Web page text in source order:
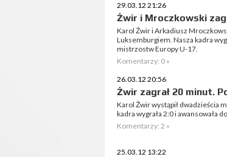
29.03.12 21:26
Żwir i Mroczkowski
Karol Żwir i Arkadiusz
Luksemburgiem. Nasza kadra
mistrzostw Europy U-17.
Komentarzy: 0 »
26.03.12 20:56
Żwir zagrał 20 minut.
Karol Żwir wystąpił dwadzieścia
kadra wygrała 2:0 i awansowała
Komentarzy: 2 »
25.03.12 13:22